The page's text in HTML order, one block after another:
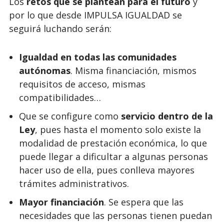
por lo que desde IMPULSA IGUALDAD se
seguirá luchando serán:
Igualdad en todas las comunidades
autónomas. Misma financiación, mismos
requisitos de acceso, mismas
compatibilidades…
Que se configure como servicio dentro de la
Ley, pues hasta el momento solo existe la
modalidad de prestación económica, lo que
puede llegar a dificultar a algunas personas
hacer uso de ella, pues conlleva mayores
trámites administrativos.
Mayor financiación. Se espera que las
necesidades que las personas tienen puedan